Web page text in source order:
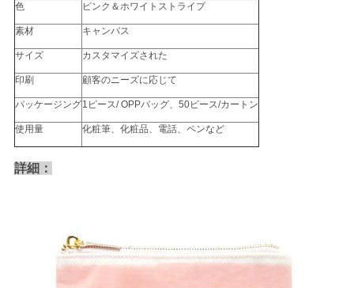
色 ピンク＆ホワイトストライプ
素材 キャンバス
サイズ カスタマイズされた
印刷 顧客のニーズに応じて
パッケージング1ピース/ OPPバッグ、50ピース/カートン
使用量 化粧筆、化粧品、電話、ペンなど
詳細：